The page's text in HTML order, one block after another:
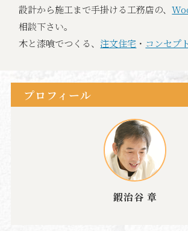
設計から施工まで手掛ける工務店の、
相談下さい。
木と漆喰でつくる、 注文住宅 ・ コンセプ
プロフィール
鍜治谷 章